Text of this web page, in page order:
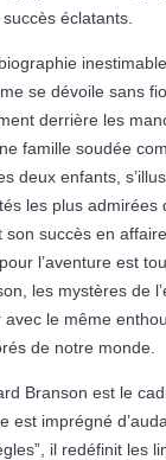
éclatants.
se dévoile sans
derrière les
famille soudée
deux enfants,
les plus admirées
son succès en
l’aventure est
les mystères de
le même
de notre monde.
Branson est le
est imprégné
il redéfinit les